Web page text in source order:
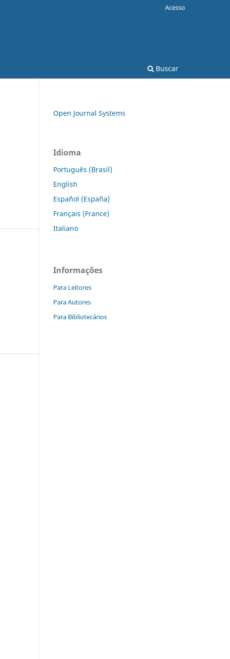
Buscar
Acesso
Open Journal Systems
Idioma
Português (Brasil)
English
Español (España)
Français (France)
Italiano
Informações
Para Leitores
Para Autores
Para Bibliotecários